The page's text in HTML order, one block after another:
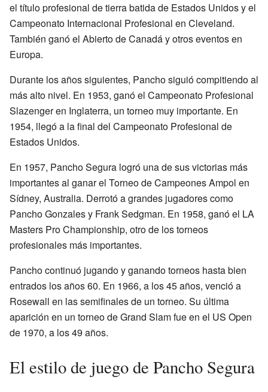
el título profesional de tierra batida de Estados Unidos y el
Campeonato Internacional Profesional en Cleveland.
También ganó el Abierto de Canadá y otros eventos en
Europa.
Durante los años siguientes, Pancho siguió compitiendo al
más alto nivel. En 1953, ganó el Campeonato Profesional
Slazenger en Inglaterra, un torneo muy importante. En
1954, llegó a la final del Campeonato Profesional de
Estados Unidos.
En 1957, Pancho Segura logró una de sus victorias más
importantes al ganar el Torneo de Campeones Ampol en
Sídney, Australia. Derrotó a grandes jugadores como
Pancho Gonzales y Frank Sedgman. En 1958, ganó el LA
Masters Pro Championship, otro de los torneos
profesionales más importantes.
Pancho continuó jugando y ganando torneos hasta bien
entrados los años 60. En 1966, a los 45 años, venció a
Rosewall en las semifinales de un torneo. Su última
aparición en un torneo de Grand Slam fue en el US Open
de 1970, a los 49 años.
El estilo de juego de Pancho Segura